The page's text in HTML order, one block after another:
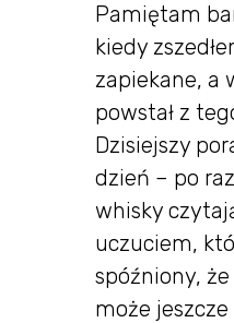
Pamiętam
kiedy
zapiekane, a
powstał z
Dzisiejszy
dzień – po
whisky
uczuciem,
spóźniony,
może